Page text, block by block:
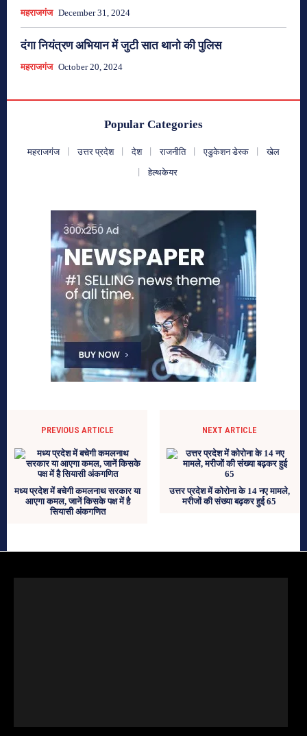
महराजगंज December 31, 2024
दंगा नियंत्रण अभियान में जुटी सात थानो की पुलिस
महराजगंज October 20, 2024
Popular Categories
महराजगंज उत्तर प्रदेश देश राजनीति एडुकेशन डेस्क
खेल
हेल्थकेयर
PREVIOUS ARTICLE
मध्य प्रदेश में बचेगी कमलनाथ सरकार या
आएगा कमल, जानें किसके पक्ष में है
सियासी अंकगणित
NEXT ARTICLE
उत्तर प्रदेश में कोरोना के 14 नए मामले,
मरीजों की संख्या बढ़कर हुई 65